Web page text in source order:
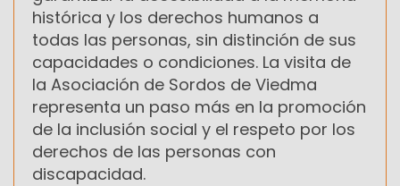
histórica y los derechos humanos a
todas las personas, sin distinción de sus
capacidades o condiciones. La visita de
la Asociación de Sordos de Viedma
representa un paso más en la promoción
de la inclusión social y el respeto por los
derechos de las personas con
discapacidad.